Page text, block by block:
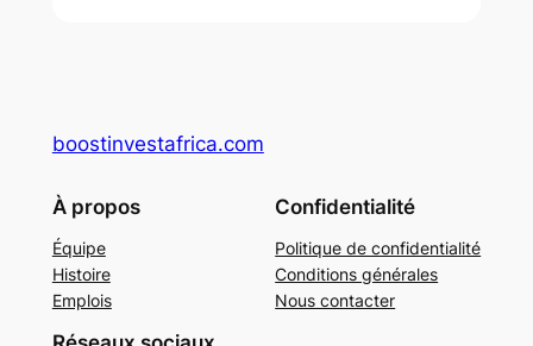
boostinvestafrica.com
À propos
Équipe
Histoire
Emplois
Confidentialité
Politique de confidentialité
Conditions générales
Nous contacter